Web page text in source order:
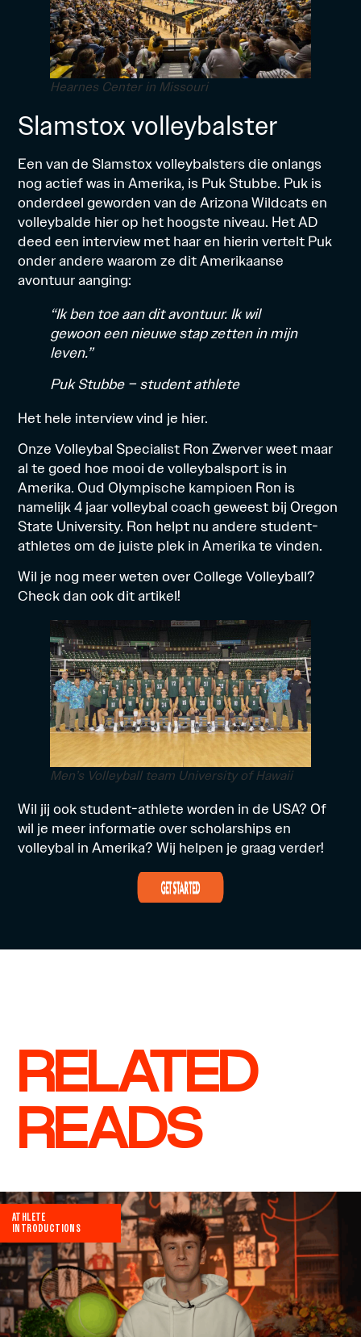
Hearnes Center in Missouri
Slamstox volleybalster
Een van de Slamstox volleybalsters die onlangs
nog actief was in Amerika, is Puk Stubbe. Puk is
onderdeel geworden van de Arizona Wildcats en
volleybalde hier op het hoogste niveau. Het AD
deed een interview met haar en hierin vertelt Puk
onder andere waarom ze dit Amerikaanse
avontuur aanging:
“Ik ben toe aan dit avontuur. Ik wil
gewoon een nieuwe stap zetten in mijn
leven.”
Puk Stubbe – student athlete
Het hele interview vind je hier.
Onze Volleybal Specialist Ron Zwerver weet maar
al te goed hoe mooi de volleybalsport is in
Amerika. Oud Olympische kampioen Ron is
namelijk 4 jaar volleybal coach geweest bij Oregon
State University. Ron helpt nu andere student-
athletes om de juiste plek in Amerika te vinden.
Wil je nog meer weten over College Volleyball?
Check dan ookditartikel!
Men’s Volleyball team University of Hawaii
Wil jij ook student-athlete worden in de USA? Of
wil je meer informatie over scholarships en
volleybal in Amerika? Wij helpen je graag verder!
RELATED
READS
ATHLETE
INTRODUCTIONS